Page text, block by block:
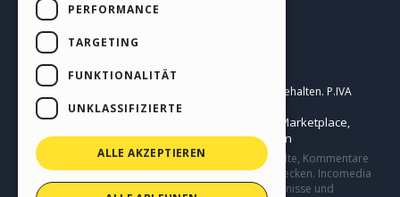
Copyright © 2026
Alle Rechte vorbehalten. P.IVA
IT07514640015
Nutzungsbedingungen WebSite X5:
Help Center / Marketplace,
Templates,Objects|Datenschutzbestimmungen
Diese Seite enthält von Benutzern eingereichte Inhalte, Kommentare
und Meinungen und besteht nur zu Informationszwecken. Incomedia
lehnt jegliche Haftung für die Handlungen, Versäumnisse und
PERFORMANCE
TARGETING
FUNKTIONALITÄT
UNKLASSIFIZIERTE
ALLE AKZEPTIEREN